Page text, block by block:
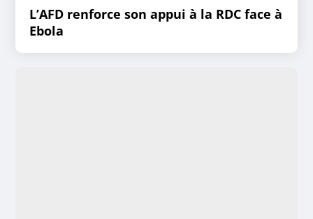
L’AFD renforce son appui à la RDC face à
Ebola